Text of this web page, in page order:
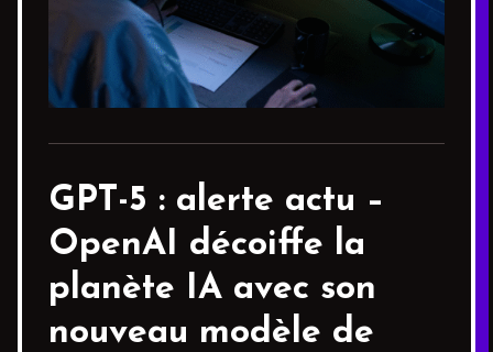
GPT-5 : alerte actu –
OpenAI décoiffe la
planète IA avec son
nouveau modèle de